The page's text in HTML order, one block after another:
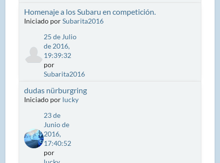
Homenaje a los Subaru en competición.
Iniciado porSubarita2016
25 de Julio
de 2016,
19:39:32
por
Subarita2016
dudas nürburgring
Iniciado por lucky
23 de
Junio de
2016,
17:40:52
por